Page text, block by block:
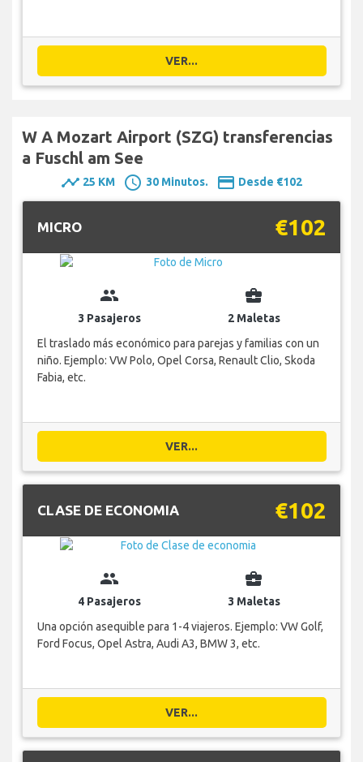
VER...
W A Mozart Airport (SZG) transferencias
a Fuschl am See
timeline 25 KM schedule 30 Minutos. payment Desde €102
MICRO €102
group
3 Pasajeros
business_center
2 Maletas
El traslado más económico para parejas y familias con un
niño. Ejemplo: VW Polo, Opel Corsa, Renault Clio, Skoda
Fabia, etc.
VER...
CLASE DE ECONOMIA €102
group
4 Pasajeros
business_center
3 Maletas
Una opción asequible para 1-4 viajeros. Ejemplo: VW Golf,
Ford Focus, Opel Astra, Audi A3, BMW 3, etc.
VER...